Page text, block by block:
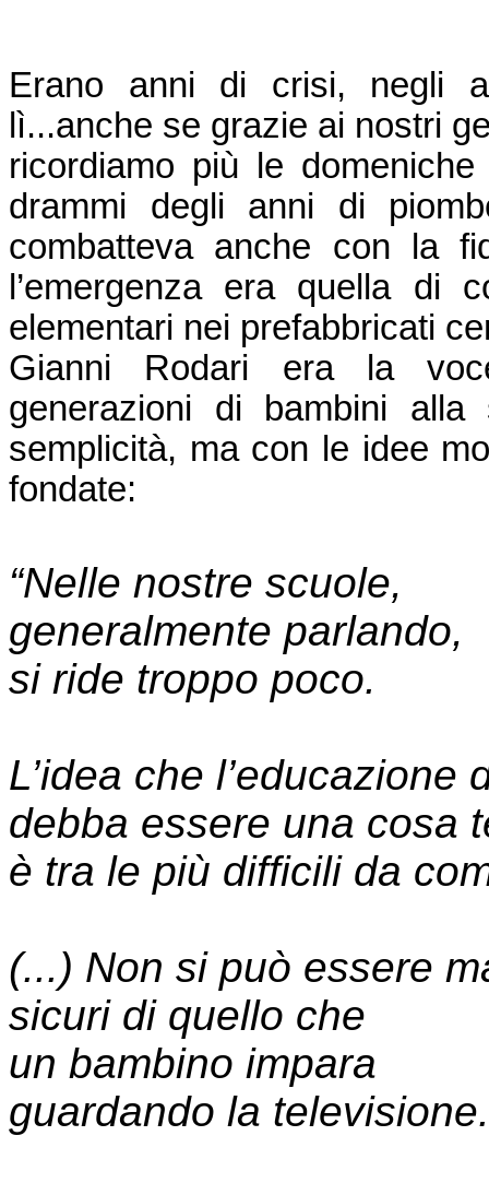
Erano anni di crisi, negli
lì...anche se grazie ai nostri
ricordiamo più le
drammi degli anni di
combatteva anche con la
l’emergenza era quella di
elementari nei prefabbricati
Gianni Rodari era la
generazioni di bambini
semplicità, ma con le idee
fondate:
“Nelle nostre scuole,
generalmente parlando,
si ride troppo poco.
L’idea che l’educazione
debba essere una cosa
è tra le più difficili da
(...) Non si può essere
sicuri di quello che
un bambino impara
guardando la televisione.